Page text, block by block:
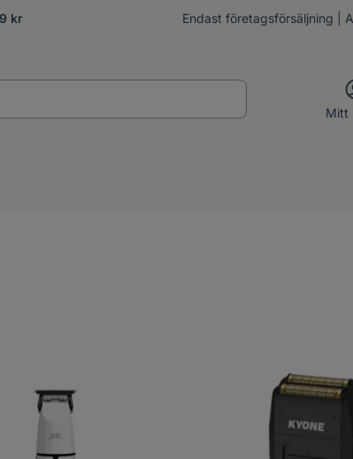
kr Endast företagsförsäljning |
Mitt